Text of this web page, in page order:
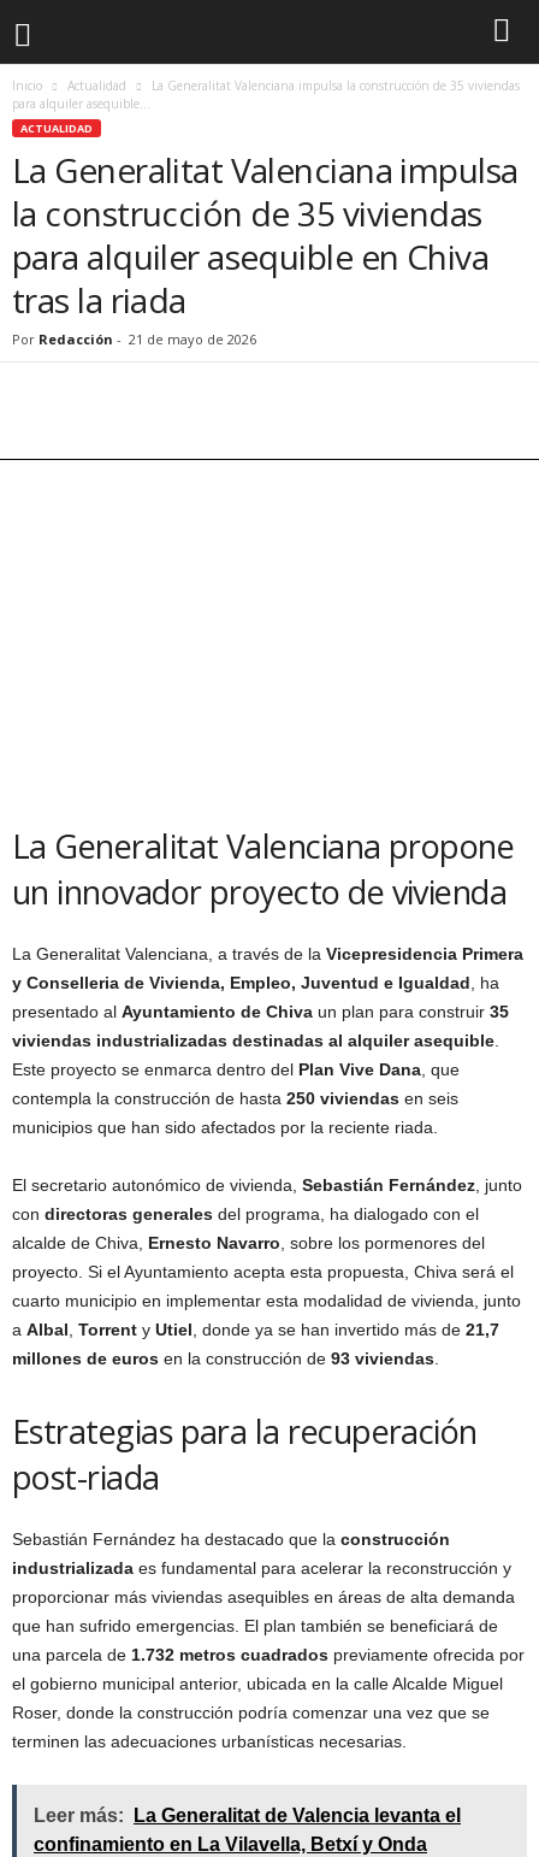
Inicio Actualidad
La Generalitat Valenciana impulsa la construcción de 35 viviendas
para alquiler asequible...
ACTUALIDAD
La Generalitat Valenciana impulsa
la construcción de 35 viviendas
para alquiler asequible en Chiva
tras la riada
Por Redacción - 21 de mayo de 2026
La Generalitat Valenciana propone
un innovador proyecto de vivienda
La Generalitat Valenciana, a través de la Vicepresidencia Primera
y Conselleria de Vivienda, Empleo, Juventud e Igualdad, ha
presentado al Ayuntamiento de Chiva un plan para construir 35
viviendas industrializadas destinadas al alquiler asequible.
Este proyecto se enmarca dentro del Plan Vive Dana, que
contempla la construcción de hasta 250 viviendas en seis
municipios que han sido afectados por la reciente riada.
El secretario autonómico de vivienda, Sebastián Fernández, junto
con directoras generales del programa, ha dialogado con el
alcalde de Chiva, Ernesto Navarro, sobre los pormenores del
proyecto. Si el Ayuntamiento acepta esta propuesta, Chiva será el
cuarto municipio en implementar esta modalidad de vivienda, junto
a Albal, Torrent y Utiel, donde ya se han invertido más de 21,7
millones de euros en la construcción de 93 viviendas.
Estrategias para la recuperación
post-riada
Sebastián Fernández ha destacado que la construcción
industrializada es fundamental para acelerar la reconstrucción y
proporcionar más viviendas asequibles en áreas de alta demanda
que han sufrido emergencias. El plan también se beneficiará de
una parcela de 1.732 metros cuadrados previamente ofrecida por
el gobierno municipal anterior, ubicada en la calle Alcalde Miguel
Roser, donde la construcción podría comenzar una vez que se
terminen las adecuaciones urbanísticas necesarias.
Leer más:
La Generalitat de Valencia levanta el
confinamiento en La Vilavella, Betxí y Onda